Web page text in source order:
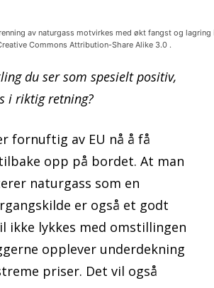
av naturgass motvirkes med økt fangst og
Commons Attribution-Share Alike 3.0 .
du ser som spesielt positiv,
i riktig retning?
fornuftig av EU nå å få
opp på bordet. At man
naturgass som en
er også et godt
ikke lykkes med omstillingen
opplever underdekning
priser. Det vil også